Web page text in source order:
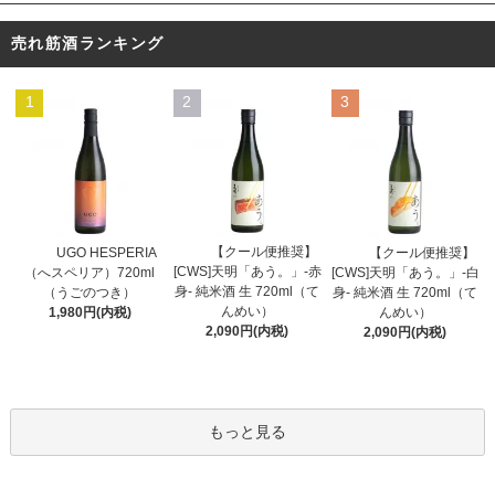
売れ筋酒ランキング
1
UGO HESPERIA
（へスペリア）720ml
（うごのつき）
1,980円(内税)
2
【クール便推奨】
[CWS]天明「あう。」-赤
身- 純米酒 生 720ml（て
んめい）
2,090円(内税)
3
【クール便推奨】
[CWS]天明「あう。」-白
身- 純米酒 生 720ml（て
んめい）
2,090円(内税)
もっと見る